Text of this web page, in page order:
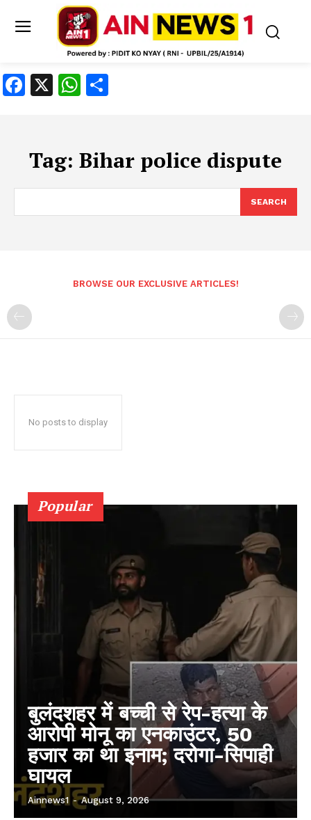
Facebook
X WhatsApp
Tag: Bihar police dispute
SEARCH
BROWSE OUR EXCLUSIVE ARTICLES!
No posts to display
Popular
बुलंदशहर में बच्ची से रेप-हत्या के
आरोपी मोनू का एनकाउंटर, 50
हजार का था इनाम; दरोगा-सिपाही
घायल
Ainnews1 - August 9, 2026